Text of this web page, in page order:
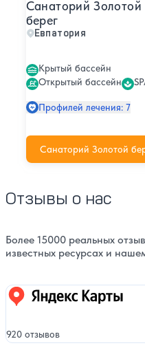
Санаторий Золотой
берег
Евпатория
Крытый бассейн
Открытый бассейн
Профилей лечения: 7
Санаторий Золотой
Отзывы о нас
Более 15000 реальных
известных ресурсах и
Яндекс карты
920 отзывов